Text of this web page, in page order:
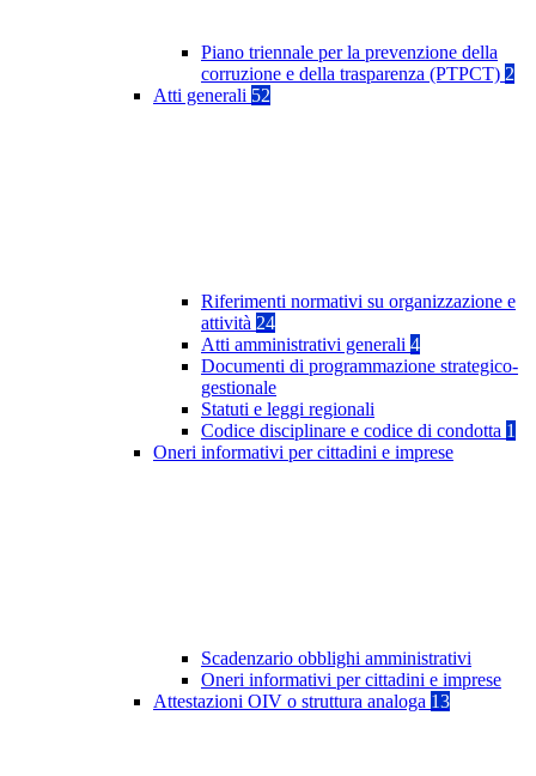
Piano triennale per la prevenzione della
corruzione e della trasparenza (PTPCT) 2
Atti generali 52
Riferimenti normativi su organizzazione e
attività 24
Atti amministrativi generali 4
Documenti di programmazione strategico-
gestionale
Statuti e leggi regionali
Codice disciplinare e codice di condotta 1
Oneri informativi per cittadini e imprese
Scadenzario obblighi amministrativi
Oneri informativi per cittadini e imprese
Attestazioni OIV o struttura analoga 13